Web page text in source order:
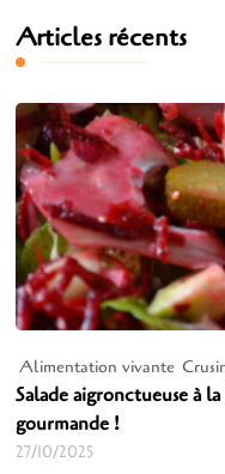
Articles récents
Alimentation vivante
Salade aigronctueuse à
gourmande !
27/10/2025